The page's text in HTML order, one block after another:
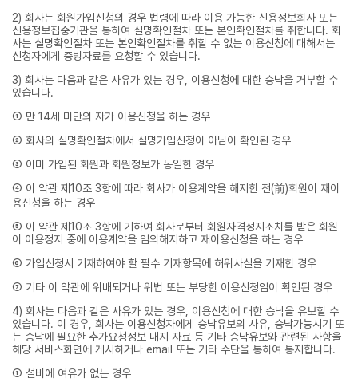
2) 회사는 회원가입신청의 경우 법령에 따라 이용 가능한 신용정보회사 또는
신용정보집중기관을 통하여 실명확인절차 또는 본인확인절차를 취합니다. 회
사는 실명확인절차 또는 본인확인절차를 취할 수 없는 이용신청에 대해서는
신청자에게 증빙자료를 요청할 수 있습니다.
3) 회사는 다음과 같은 사유가 있는 경우, 이용신청에 대한 승낙을 거부할 수
있습니다.
① 만 14세 미만의 자가 이용신청을 하는 경우
② 회사의 실명확인절차에서 실명가입신청이 아님이 확인된 경우
③ 이미 가입된 회원과 회원정보가 동일한 경우
④ 이 약관 제10조 3항에 따라 회사가 이용계약을 해지한 전(前)회원이 재이
용신청을 하는 경우
⑤ 이 약관 제10조 3항에 기하여 회사로부터 회원자격정지조치를 받은 회원
이 이용정지 중에 이용계약을 임의해지하고 재이용신청을 하는 경우
⑥ 가입신청시 기재하여야 할 필수 기재항목에 허위사실을 기재한 경우
⑦ 기타 이 약관에 위배되거나 위법 또는 부당한 이용신청임이 확인된 경우
4) 회사는 다음과 같은 사유가 있는 경우, 이용신청에 대한 승낙을 유보할 수
있습니다. 이 경우, 회사는 이용신청자에게 승낙유보의 사유, 승낙가능시기 또
는 승낙에 필요한 추가요청정보 내지 자료 등 기타 승낙유보와 관련된 사항을
해당 서비스화면에 게시하거나 email 또는 기타 수단을 통하여 통지합니다.
① 설비에 여유가 없는 경우